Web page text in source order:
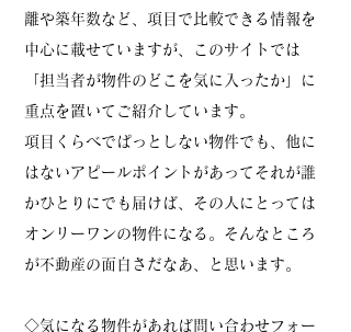
離や築年数など、項目で比較できる情報を
中心に載せていますが、このサイトでは
「担当者が物件のどこを気に入ったか」に
重点を置いてご紹介しています。
項目くらべでぱっとしない物件でも、他に
はないアピールポイントがあってそれが誰
かひとりにでも届けば、その人にとっては
オンリーワンの物件になる。そんなところ
が不動産の面白さだなあ、と思います。
◇気になる物件があれば問い合わせフォー